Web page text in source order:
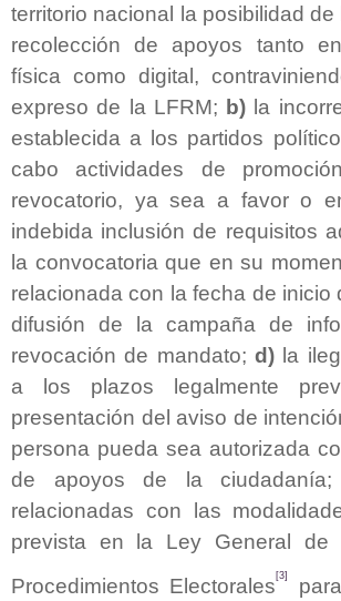
territorio nacional la posibilidad
recolección de apoyos tanto
física como digital,
expreso de la LFRM; b) la
establecida a los partidos
cabo actividades de
revocatorio, ya sea a favor o
indebida inclusión de requisitos
la convocatoria que en su
relacionada con la fecha de inicio
difusión de la campaña de
revocación de mandato; d) la
a los plazos legalmente
presentación del aviso de
persona pueda sea autorizada
de apoyos de la ciudadanía;
relacionadas con las
prevista en la Ley General de
Procedimientos Electorales[3]